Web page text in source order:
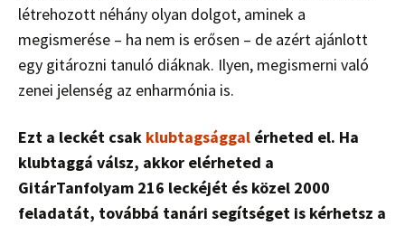
létrehozott néhány olyan dolgot, aminek a
megismerése – ha nem is erősen – de azért ajánlott
egy gitározni tanuló diáknak. Ilyen, megismerni való
zenei jelenség az enharmónia is.
Ezt a leckét csak klubtagsággal érheted el. Ha
klubtaggá válsz, akkor elérheted a
GitárTanfolyam 216 leckéjét és közel 2000
feladatát, továbbá tanári segítséget is kérhetsz a